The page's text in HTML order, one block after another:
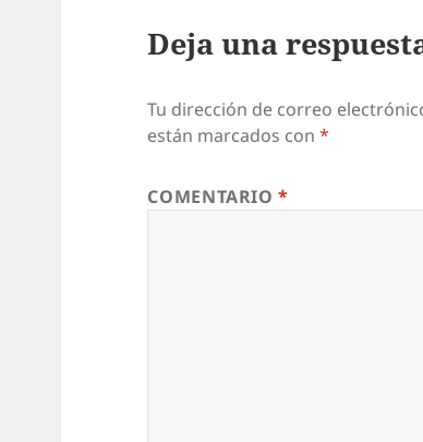
Deja una
Tu dirección de correo
están marcados con*
COMENTARIO*